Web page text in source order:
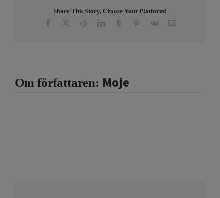
Share This Story, Choose Your Platform!
Facebook RedditLinkedInTumblr Pinterest
Vk E-
Om författaren: Moje